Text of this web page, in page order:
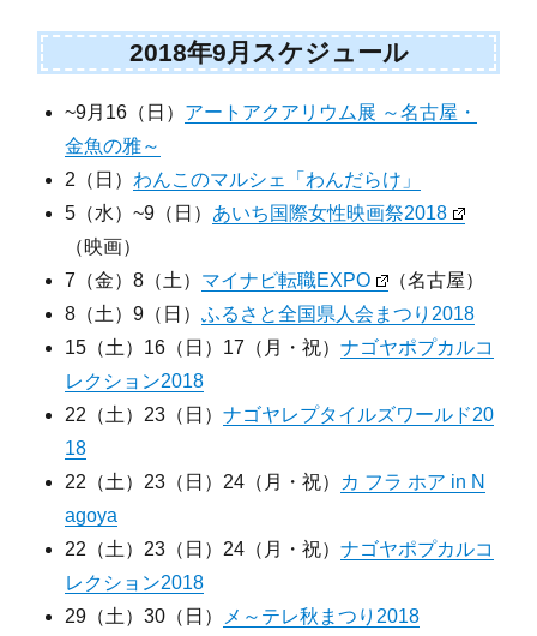
2018年9月スケジュール
~9月16（日） アートアクアリウム展 ～名古屋・
金魚の雅～
2（日） わんこのマルシェ「わんだらけ」
5（水）~9（日） あいち国際女性映画祭2018
（映画）
7（金）8（土） マイナビ転職EXPO
（名古屋）
8（土）9（日）ふるさと全国県人会まつり2018
15（土）16（日）17（月・祝）ナゴヤポプカルコ
レクション2018
22（土）23（日）ナゴヤレプタイルズワールド20
18
22（土）23（日）24（月・祝） カ フラ ホア in N
agoya
22（土）23（日）24（月・祝）ナゴヤポプカルコ
レクション2018
29（土）30（日）
メ～テレ秋まつり2018